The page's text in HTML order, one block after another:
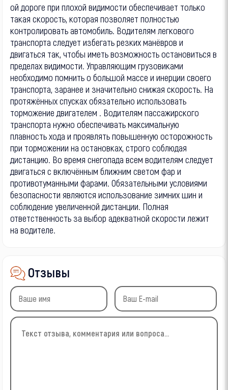
ой дороге при плохой видимости обеспечивает только
такая скорость, которая позволяет полностью
контролировать автомобиль. Водителям легкового
транспорта следует избегать резких манёвров и
двигаться так, чтобы иметь возможность остановиться в
пределах видимости. Управляющим грузовиками
необходимо помнить о большой массе и инерции своего
транспорта, заранее и значительно снижая скорость. На
протяжённых спусках обязательно использовать
торможение двигателем . Водителям пассажирского
транспорта нужно обеспечивать максимальную
плавность хода и проявлять повышенную осторожность
при торможении на остановках, строго соблюдая
дистанцию. Во время снегопада всем водителям следует
двигаться с включённым ближним светом фар и
противотуманными фарами. Обязательными условиями
безопасности являются использование зимних шин и
соблюдение увеличенной дистанции. Полная
ответственность за выбор адекватной скорости лежит
на водителе.
Отзывы